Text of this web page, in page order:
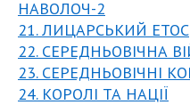
НАВОЛОЧ-2
21. ЛИЦАРСЬКИЙ ЕТОС
22. СЕРЕДНЬОВІЧНА
23. СЕРЕДНЬОВІЧНІ
24. КОРОЛІ ТА НАЦІЇ